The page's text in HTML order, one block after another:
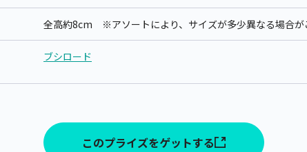
全高約8cm ※アソートにより、サイズが多少異なる場合が
ブシロード
このプライズをゲットする